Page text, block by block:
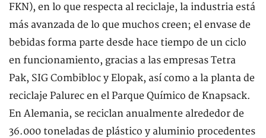
FKN), en lo que respecta al reciclaje, la industria está
más avanzada de lo que muchos creen; el envase de
bebidas forma parte desde hace tiempo de un ciclo
en funcionamiento, gracias a las empresas Tetra
Pak, SIG Combibloc y Elopak, así como a la planta de
reciclaje Palurec en el Parque Químico de Knapsack.
En Alemania, se reciclan anualmente alrededor de
36.000 toneladas de plástico y aluminio procedentes